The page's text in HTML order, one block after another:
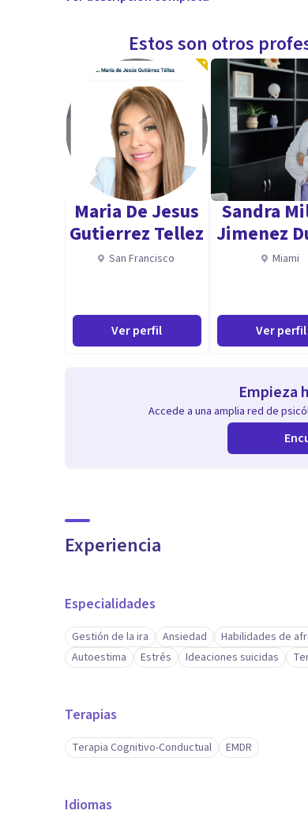
Diplomatura en Enfoque Integral de la
Formación en Terapia de Pareja Focalizada
Certificada en Terapia EMDR
Educadora en Disciplina Positiva en la
Aptitudes
Cada persona encontrará en mi consulta
podrá expresar sus emociones y todo
Podrá adquirir nuevas estrategias de
Estos son otros
Maria De Jesus
Gutierrez Tellez
San Francisco
Ver perfil
Sandra
Jimenez
Miami
Ver perfil
Empieza
Accede a una amplia red de
Experiencia
Especialidades
Gestión de la ira Ansiedad Habilidades de
Autoestima
Estrés Ideaciones suicidas
Terapias
Terapia Cognitivo-Conductual EMDR
Idiomas